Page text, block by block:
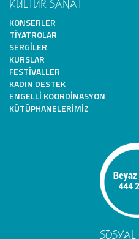
KÜLTÜR SANAT
KONSERLER
TIYATROLAR
SERGILER
KURSLAR
FESTIVALLER
KADIN DESTEK
ENGELLI KOORDINASYON
KÜTÜPHANELERIMIZ